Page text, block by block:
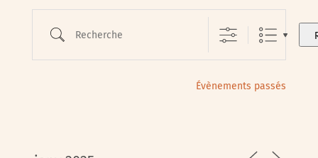
Évènements passés